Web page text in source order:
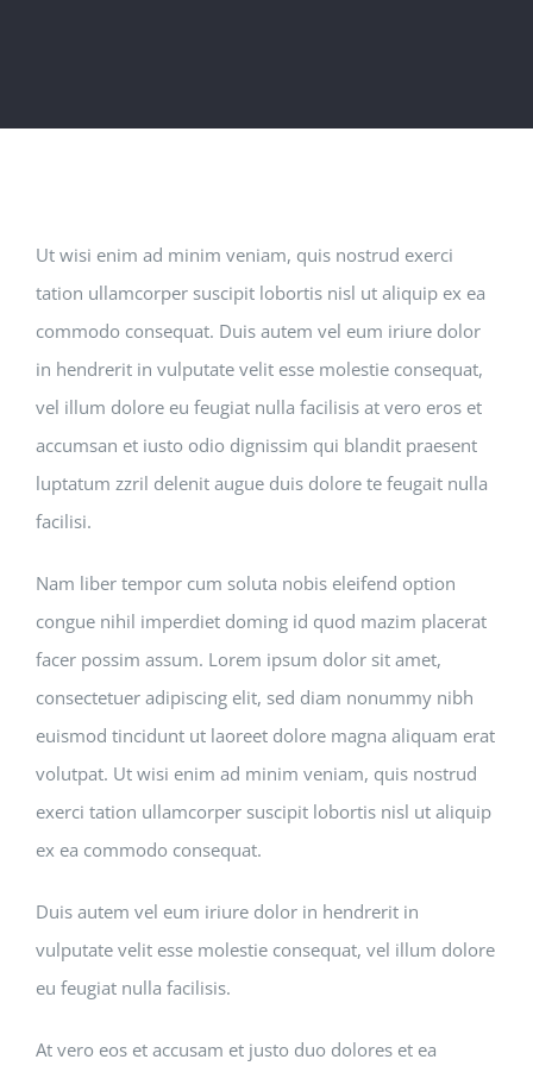
Ut wisi enim ad minim veniam, quis nostrud exerci
tation ullamcorper suscipit lobortis nisl ut aliquip ex ea
commodo consequat. Duis autem vel eum iriure dolor
in hendrerit in vulputate velit esse molestie consequat,
vel illum dolore eu feugiat nulla facilisis at vero eros et
accumsan et iusto odio dignissim qui blandit praesent
luptatum zzril delenit augue duis dolore te feugait nulla
facilisi.
Nam liber tempor cum soluta nobis eleifend option
congue nihil imperdiet doming id quod mazim placerat
facer possim assum. Lorem ipsum dolor sit amet,
consectetuer adipiscing elit, sed diam nonummy nibh
euismod tincidunt ut laoreet dolore magna aliquam erat
volutpat. Ut wisi enim ad minim veniam, quis nostrud
exerci tation ullamcorper suscipit lobortis nisl ut aliquip
ex ea commodo consequat.
Duis autem vel eum iriure dolor in hendrerit in
vulputate velit esse molestie consequat, vel illum dolore
eu feugiat nulla facilisis.
At vero eos et accusam et justo duo dolores et ea